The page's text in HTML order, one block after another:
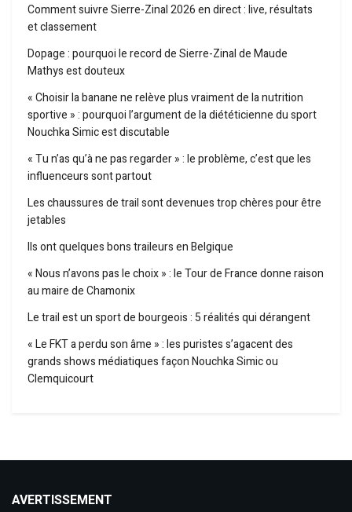
Comment suivre Sierre-Zinal 2026 en direct : live, résultats
et classement
Dopage : pourquoi le record de Sierre-Zinal de Maude
Mathys est douteux
« Choisir la banane ne relève plus vraiment de la nutrition
sportive » : pourquoi l’argument de la diététicienne du sport
Nouchka Simic est discutable
« Tu n’as qu’à ne pas regarder » : le problème, c’est que les
influenceurs sont partout
Les chaussures de trail sont devenues trop chères pour être
jetables
Ils ont quelques bons traileurs en Belgique
« Nous n’avons pas le choix » : le Tour de France donne raison
au maire de Chamonix
Le trail est un sport de bourgeois : 5 réalités qui dérangent
« Le FKT a perdu son âme » : les puristes s’agacent des
grands shows médiatiques façon Nouchka Simic ou
Clemquicourt
AVERTISSEMENT